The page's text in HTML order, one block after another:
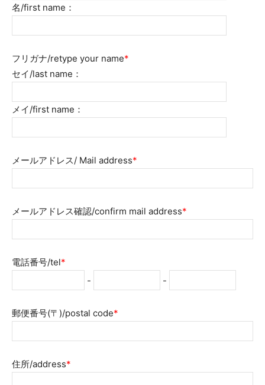
名/first name：
フリガナ/retype your name*
セイ/last name：
メイ/first name：
メールアドレス/ Mail address*
メールアドレス確認/confirm mail address*
電話番号/tel*
-
-
郵便番号(〒)/postal code*
住所/address*